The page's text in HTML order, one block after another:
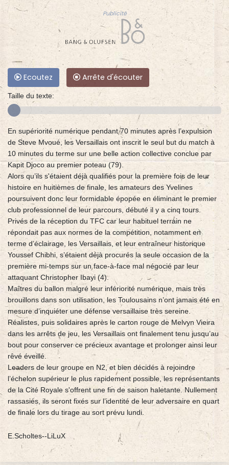
Publicité
Ecoutez Arrête d'écouter
Taille du texte:
En supériorité numérique pendant 70 minutes après l’expulsion
de Steve Mvoué, les Versaillais ont inscrit le seul but du match à
10 minutes du terme sur une belle action collective conclue par
Kapit Djoco au premier poteau (79).
Alors qu’ils s'étaient déjà qualifiés pour la première fois de leur
histoire en huitièmes de finale, les amateurs des Yvelines
poursuivent donc leur formidable épopée en éliminant le premier
club professionnel de leur parcours, débuté il y a cinq tours.
Privés de la réception du TFC car leur habituel terrain ne
répondait pas aux normes de la compétition, notamment en
terme d’éclairage, les Versaillais, et leur entraîneur historique
Youssef Chibhi, s’étaient déjà procurés la seule occasion de la
première mi-temps sur un face-à-face mal négocié par leur
attaquant Christopher Ibayi (4).
Maîtres du ballon malgré leur infériorité numérique, mais très
brouillons dans son utilisation, les Toulousains n’ont jamais été en
mesure d’inquiéter une défense versaillaise très sereine.
Réalistes, puis solidaires après le carton rouge de Melvyn Vieira
dans les arrêts de jeu, les Versaillais ont finalement tenu jusqu’au
bout pour conserver ce précieux avantage et prolonger ainsi leur
rêvé éveillé.
Leaders de leur groupe en N2, et bien décidés à rejoindre
l’échelon supérieur le plus rapidement possible, les représentants
de la Cité Royale s'offrent une fin de saison haletante. Nullement
rassasiés, ils seront fixés sur l’identité de leur adversaire en quart
de finale lors du tirage au sort prévu lundi.
E.Scholtes--LiLuX